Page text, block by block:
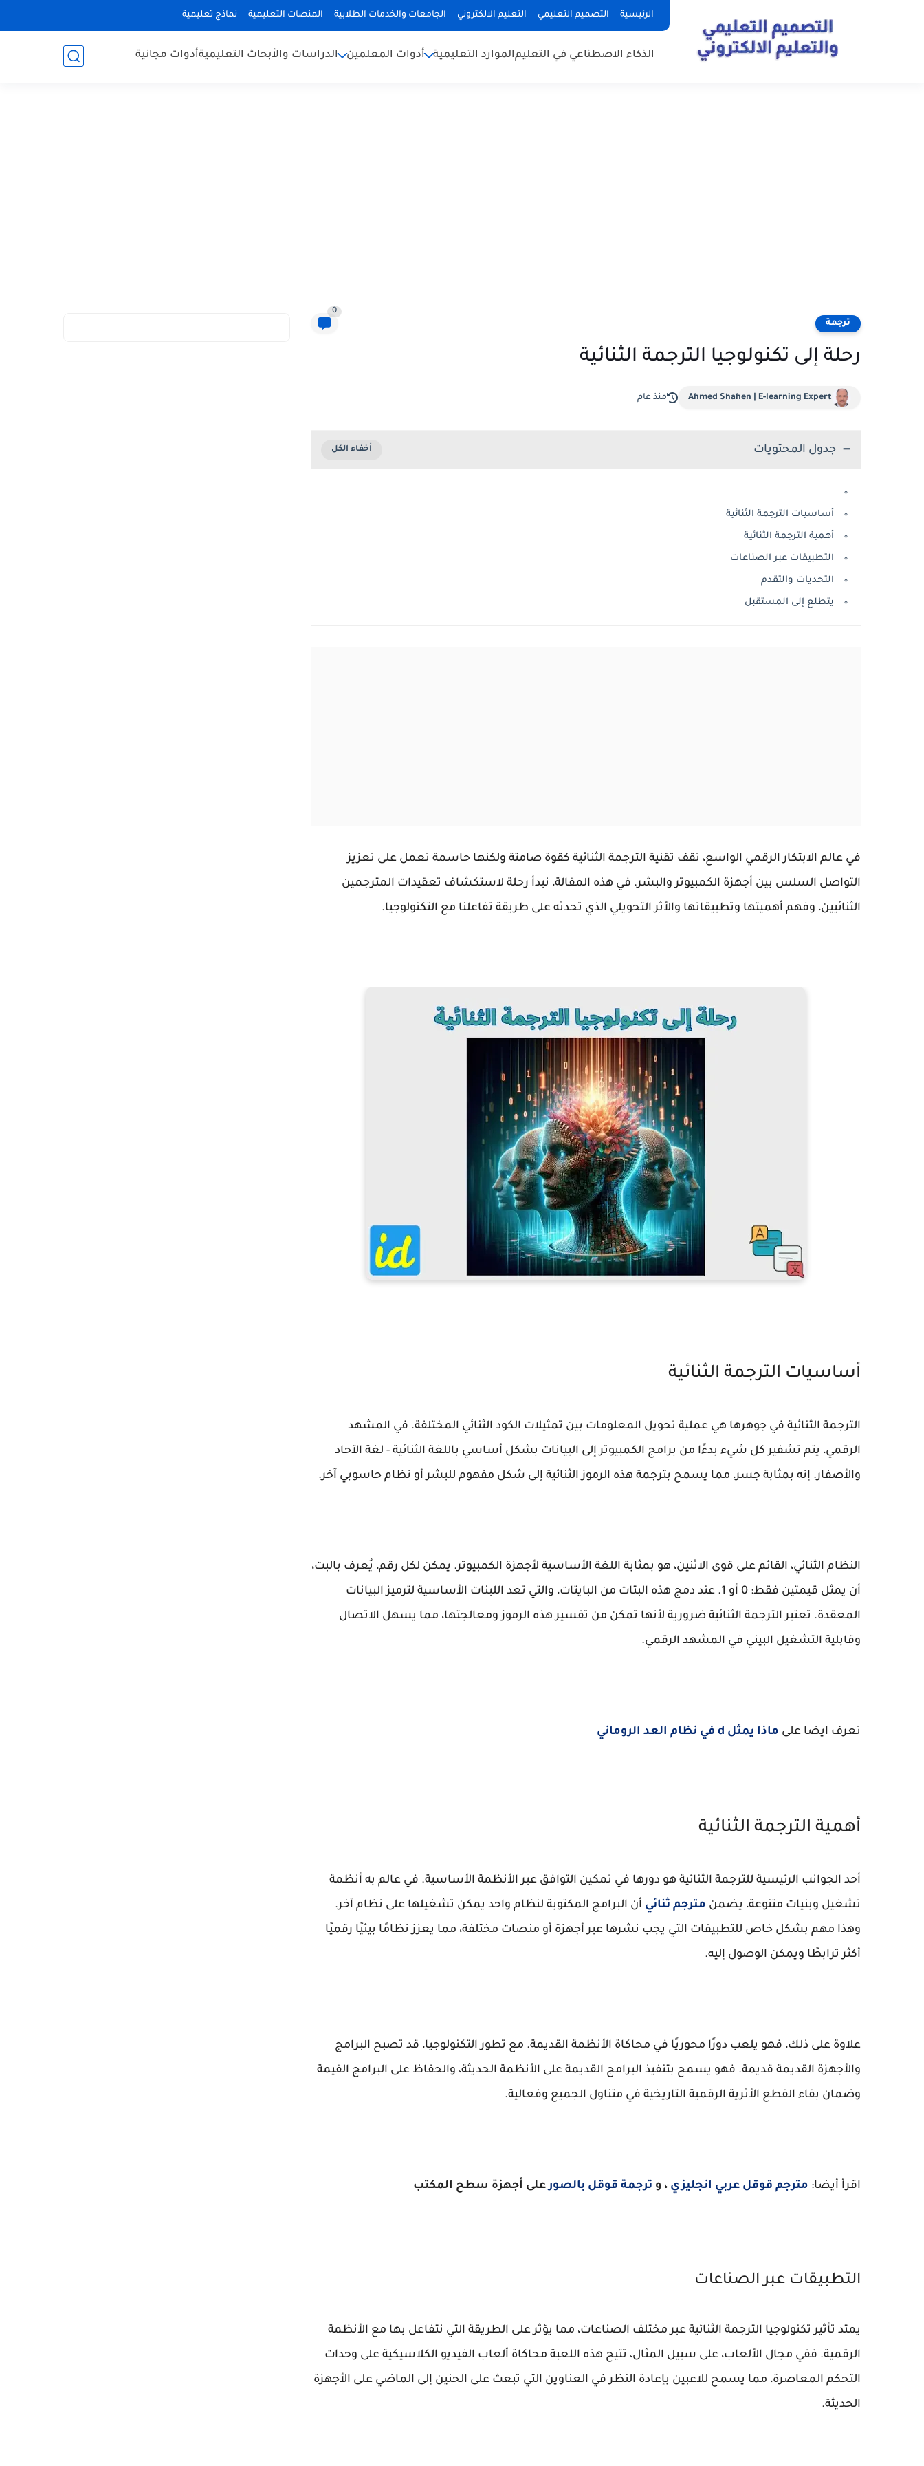
الرئيسية التصميم التعليمي التعليم الالكتروني الجامعات والخدمات الطلابية المنصات التعليمية نماذج تعليمية
الذكاء الاصطناعي في التعليمالموارد التعليمية أدوات المعلمين الدراسات والأبحاث التعليميةأدوات مجانية
ترجمة
0
رحلة إلى تكنولوجيا الترجمة الثنائية
Ahmed Shahen | E-learning Expert منذ عام
جدول المحتويات
أساسيات الترجمة الثنائية
أهمية الترجمة الثنائية
التطبيقات عبر الصناعات
التحديات والتقدم
يتطلع إلى المستقبل
في عالم الابتكار الرقمي الواسع، تقف تقنية الترجمة الثنائية كقوة صامتة ولكنها حاسمة تعمل على تعزيز
التواصل السلس بين أجهزة الكمبيوتر والبشر. في هذه المقالة، نبدأ رحلة لاستكشاف تعقيدات المترجمين
الثنائيين، وفهم أهميتها وتطبيقاتها والأثر التحويلي الذي تحدثه على طريقة تفاعلنا مع التكنولوجيا.
أساسيات الترجمة الثنائية
الترجمة الثنائية في جوهرها هي عملية تحويل المعلومات بين تمثيلات الكود الثنائي المختلفة. في المشهد
الرقمي، يتم تشفير كل شيء بدءًا من برامج الكمبيوتر إلى البيانات بشكل أساسي باللغة الثنائية - لغة الآحاد
والأصفار. إنه بمثابة جسر، مما يسمح بترجمة هذه الرموز الثنائية إلى شكل مفهوم للبشر أو نظام حاسوبي آخر.
النظام الثنائي، القائم على قوى الاثنين، هو بمثابة اللغة الأساسية لأجهزة الكمبيوتر. يمكن لكل رقم، يُعرف بالبت،
أن يمثل قيمتين فقط: 0 أو 1. عند دمج هذه البتات من البايتات، والتي تعد اللبنات الأساسية لترميز البيانات
المعقدة. تعتبر الترجمة الثنائية ضرورية لأنها تمكن من تفسير هذه الرموز ومعالجتها، مما يسهل الاتصال
وقابلية التشغيل البيني في المشهد الرقمي.
تعرف ايضا على ماذا يمثل d في نظام العد الروماني
أهمية الترجمة الثنائية
أحد الجوانب الرئيسية للترجمة الثنائية هو دورها في تمكين التوافق عبر الأنظمة الأساسية. في عالم به أنظمة
تشغيل وبنيات متنوعة، يضمن مترجم ثنائي أن البرامج المكتوبة لنظام واحد يمكن تشغيلها على نظام آخر.
وهذا مهم بشكل خاص للتطبيقات التي يجب نشرها عبر أجهزة أو منصات مختلفة، مما يعزز نظامًا بيئيًا رقميًا
أكثر ترابطًا ويمكن الوصول إليه.
علاوة على ذلك، فهو يلعب دورًا محوريًا في محاكاة الأنظمة القديمة. مع تطور التكنولوجيا، قد تصبح البرامج
والأجهزة القديمة قديمة. فهو يسمح بتنفيذ البرامج القديمة على الأنظمة الحديثة، والحفاظ على البرامج القيمة
وضمان بقاء القطع الأثرية الرقمية التاريخية في متناول الجميع وفعالية.
اقرأ أيضا: مترجم قوقل عربي انجليزي ، و ترجمة قوقل بالصورعلى أجهزة سطح المكتب
التطبيقات عبر الصناعات
يمتد تأثير تكنولوجيا الترجمة الثنائية عبر مختلف الصناعات، مما يؤثر على الطريقة التي نتفاعل بها مع الأنظمة
الرقمية. ففي مجال الألعاب، على سبيل المثال، تتيح هذه اللعبة محاكاة ألعاب الفيديو الكلاسيكية على وحدات
التحكم المعاصرة، مما يسمح للاعبين بإعادة النظر في العناوين التي تبعث على الحنين إلى الماضي على الأجهزة
الحديثة.